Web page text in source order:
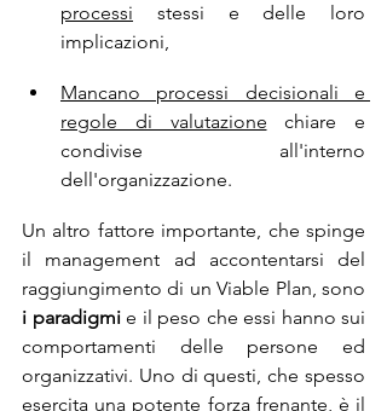
processi stessi e delle loro
implicazioni,
Mancano processi decisionali e
regole di valutazione chiare e
condivise all'interno
dell'organizzazione.
Un altro fattore importante, che spinge
il management ad accontentarsi del
i paradigmi e il peso che essi hanno sui
comportamenti delle persone ed
organizzativi. Uno di questi, che spesso